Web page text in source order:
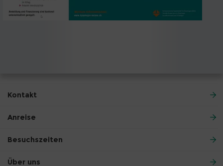
Kontakt
Anreise
Besuchszeiten
Über uns